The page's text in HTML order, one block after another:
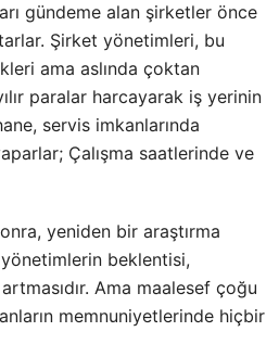
gündeme alan şirketler önce
Şirket yönetimleri, bu
ama aslında çoktan
paralar harcayarak iş yerinin
servis imkanlarında
Çalışma saatlerinde ve
yeniden bir araştırma
beklentisi,
Ama maalesef çoğu
memnuniyetlerinde hiçbir